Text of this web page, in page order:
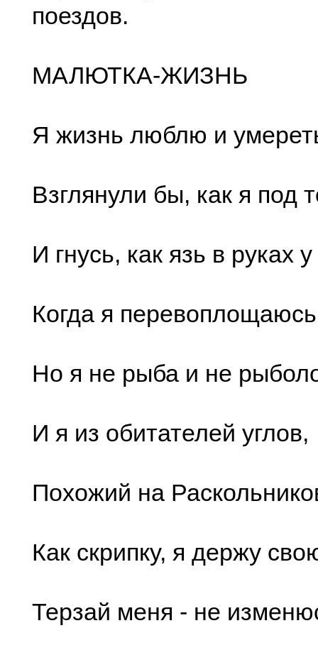
поездов.
МАЛЮТКА-ЖИЗНЬ
Я жизнь люблю и
Взглянули бы, как я под
И гнусь, как язь в руках
Когда я
Но я не рыба и не
И я из обитателей углов,
Похожий на
Как скрипку, я держу
Терзай меня - не